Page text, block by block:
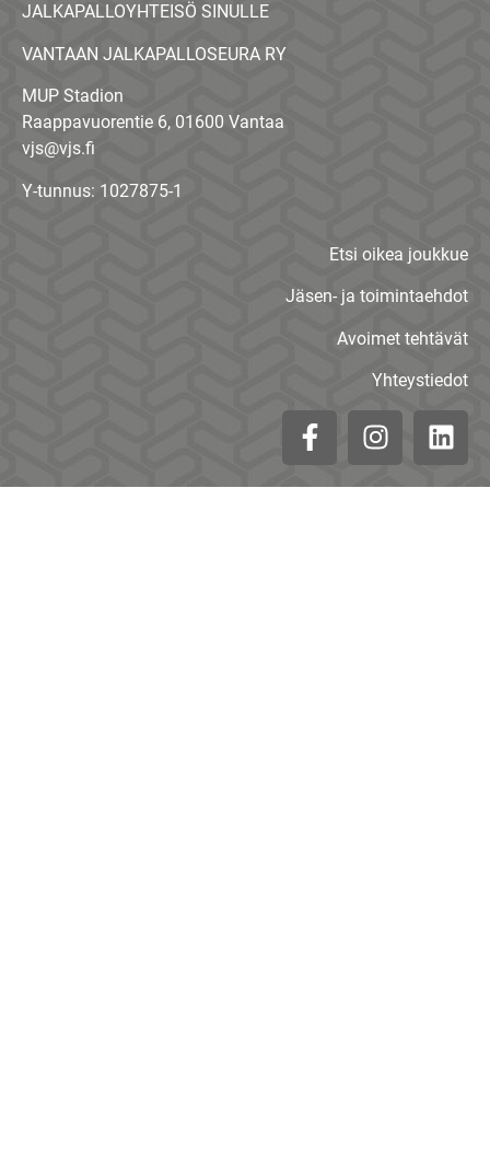
JALKAPALLOYHTEISÖ SINULLE
VANTAAN JALKAPALLOSEURA RY
MUP Stadion
Raappavuorentie 6, 01600 Vantaa
vjs@vjs.fi
Y-tunnus: 1027875-1
Etsi oikea joukkue
Jäsen- ja toimintaehdot
Avoimet tehtävät
Yhteystiedot